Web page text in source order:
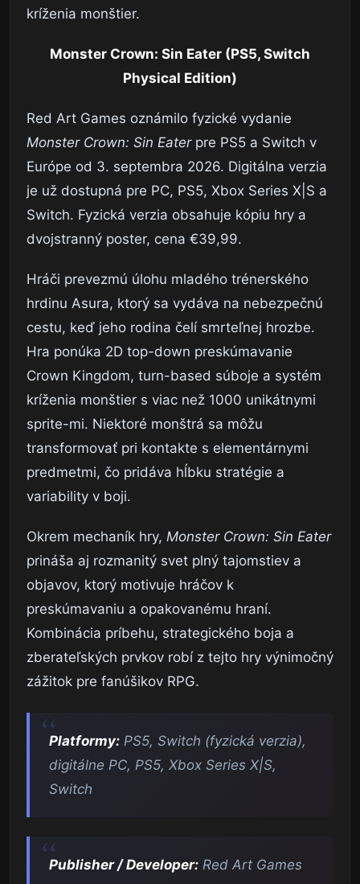
kríženia monštier.
Monster Crown: Sin Eater (PS5, Switch
Physical Edition)
Red Art Games oznámilo fyzické vydanie
Monster Crown: Sin Eaterpre PS5 a Switch v
Európe od 3. septembra 2026. Digitálna verzia
je už dostupná pre PC, PS5, Xbox Series X|S a
Switch. Fyzická verzia obsahuje kópiu hry a
dvojstranný poster, cena €39,99.
Hráči prevezmú úlohu mladého trénerského
hrdinu Asura, ktorý sa vydáva na nebezpečnú
cestu, keď jeho rodina čelí smrteľnej hrozbe.
Hra ponúka 2D top-down preskúmavanie
Crown Kingdom, turn-based súboje a systém
kríženia monštier s viac než 1000 unikátnymi
sprite-mi. Niektoré monštrá sa môžu
transformovať pri kontakte s elementárnymi
predmetmi, čo pridáva hĺbku stratégie a
variability v boji.
Okrem mechaník hry, Monster Crown: Sin Eater
prináša aj rozmanitý svet plný tajomstiev a
objavov, ktorý motivuje hráčov k
preskúmavaniu a opakovanému hraní.
Kombinácia príbehu, strategického boja a
zberateľských prvkov robí z tejto hry výnimočný
zážitok pre fanúšikov RPG.
Platformy: PS5, Switch (fyzická verzia),
digitálne PC, PS5, Xbox Series X|S,
Switch
Publisher / Developer: Red Art Games